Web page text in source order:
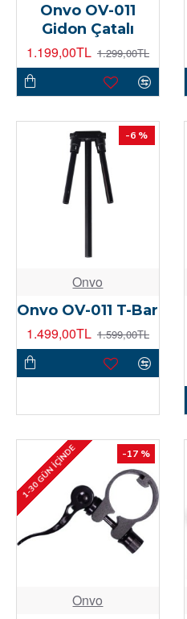
Onvo OV-011
Gidon Çatalı
1.199,00TL 1.299,00TL
-6 %
Onvo
Onvo OV-011 T-Bar
1.499,00TL 1.599,00TL
-17 %
1-30 GÜN İÇINDE
Onvo